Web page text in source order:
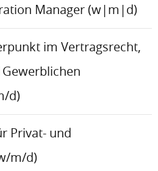
Manager (w|m|d)
im Vertragsrecht,
d)
Privat- und
m/d)